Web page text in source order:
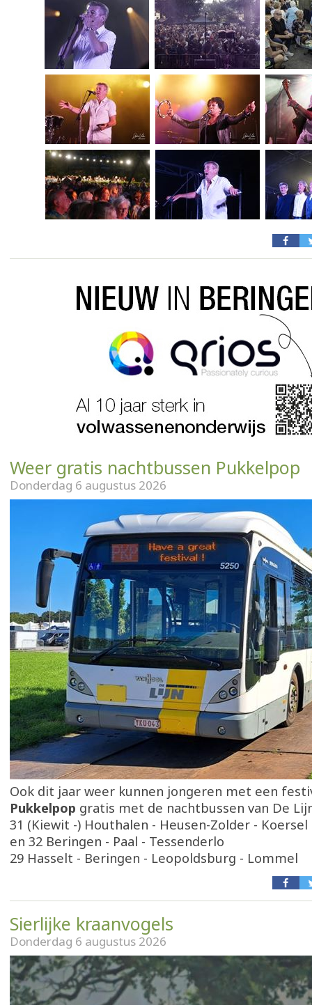
Weer gratis nachtbussen Pukkelpop
Donderdag 6 augustus 2026
Ook dit jaar weer kunnen jongeren met een
Pukkelpop gratis met de nachtbussen van De
31 (Kiewit -) Houthalen - Heusen-Zolder -
en 32 Beringen - Paal - Tessenderlo
29 Hasselt - Beringen - Leopoldsburg - Lommel
Sierlijke kraanvogels
Donderdag 6 augustus 2026